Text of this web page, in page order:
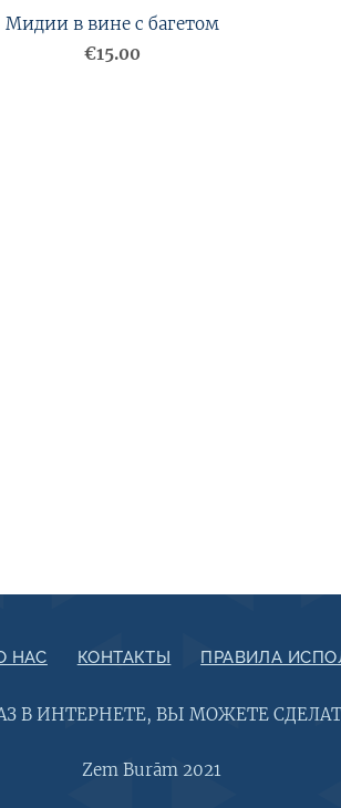
Mидии в вине с багетом
€15.00
НАС КОНТАКТЫ ПРАВИЛА
В ИНТЕРНЕТЕ, ВЫ МОЖЕТЕ
Zem Burām 2021